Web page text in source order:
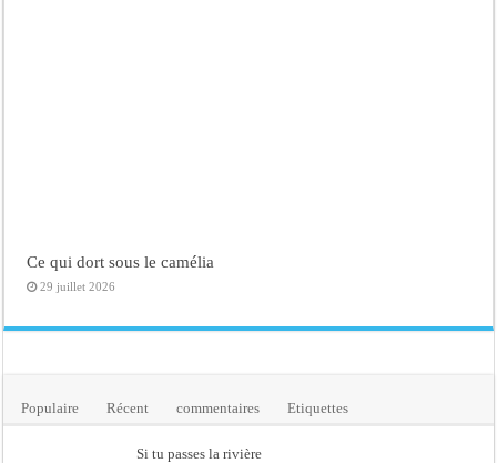
Ce qui dort sous le camélia
29 juillet 2026
Populaire Récent commentaires Etiquettes
Si tu passes la rivière